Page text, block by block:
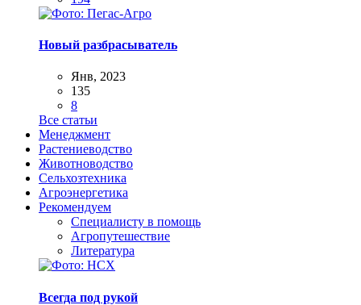
Новый разбрасыватель
Янв, 2023
135
8
Все статьи
Менеджмент
Растениеводство
Животноводство
Сельхозтехника
Агроэнергетика
Рекомендуем
Специалисту в помощь
Агропутешествие
Литература
Всегда под рукой